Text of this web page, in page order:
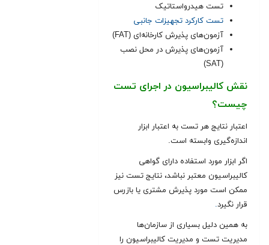
تست هیدرواستاتیک
تست کارکرد تجهیزات جانبی
آزمون‌های پذیرش کارخانه‌ای (FAT)
آزمون‌های پذیرش در محل نصب
(SAT)
نقش کالیبراسیون در اجرای تست
چیست؟
اعتبار نتایج هر تست به اعتبار ابزار
اندازه‌گیری وابسته است.
اگر ابزار مورد استفاده دارای گواهی
کالیبراسیون معتبر نباشد، نتایج تست نیز
ممکن است مورد پذیرش مشتری یا بازرس
قرار نگیرد.
به همین دلیل بسیاری از سازمان‌ها
مدیریت تست و مدیریت کالیبراسیون را